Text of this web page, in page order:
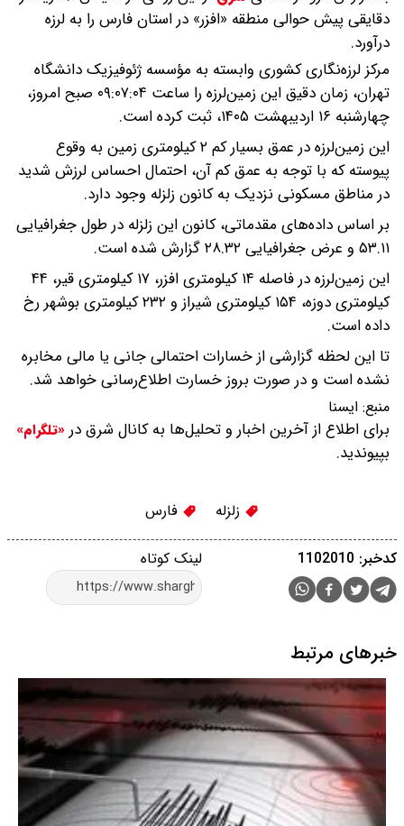
دقایقی پیش حوالی منطقه «افزر» در استان فارس را به لرزه
درآورد.
مرکز لرزه‌نگاری کشوری وابسته به مؤسسه ژئوفیزیک دانشگاه
تهران، زمان دقیق این زمین‌لرزه را ساعت ۰۹:۰۷:۰۴ صبح امروز،
چهارشنبه ۱۶ اردیبهشت ۱۴۰۵، ثبت کرده است.
این زمین‌لرزه در عمق بسیار کم ۲ کیلومتری زمین به وقوع
پیوسته که با توجه به عمق کم آن، احتمال احساس لرزش شدید
در مناطق مسکونی نزدیک به کانون زلزله وجود دارد.
‌بر اساس داده‌های مقدماتی، کانون این زلزله در طول جغرافیایی
۵۳.۱۱ و عرض جغرافیایی ۲۸.۳۲ گزارش شده است.
این زمین‌لرزه در فاصله‌ ۱۴ کیلومتری افزر، ۱۷ کیلومتری قیر، ۴۴
کیلومتری دوزه، ۱۵۴ کیلومتری شیراز و ۲۳۲ کیلومتری بوشهر رخ
داده است.
تا این لحظه گزارشی از خسارات احتمالی جانی یا مالی مخابره
نشده است و در صورت بروز خسارت اطلاع‌رسانی خواهد شد.
منبع: ايسنا
برای اطلاع از آخرین اخبار و تحلیل‌ها به کانال شرق در «تلگرام»
بپیوندید.
زلزله فارس
لینک کوتاه کدخبر: 1102010
خبرهای مرتبط